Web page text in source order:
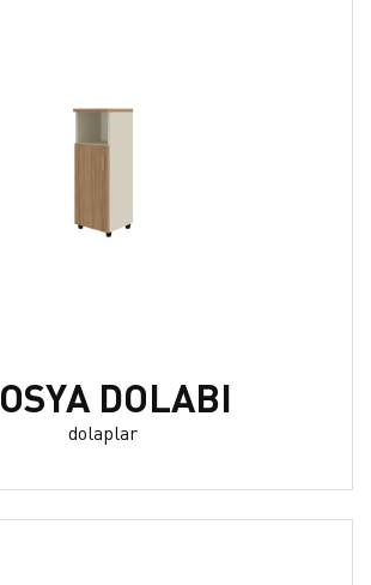
DOLABI
dolaplar